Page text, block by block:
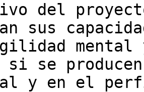
del proyecto
sus
mental
si se
y en el